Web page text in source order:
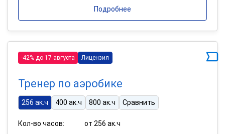
Подробнее
-42% до 17 августа Лицензия
Тренер по аэробике
256 ак.ч 400 ак.ч 800 ак.ч Сравнить
Кол-во часов:
от 256 ак.ч